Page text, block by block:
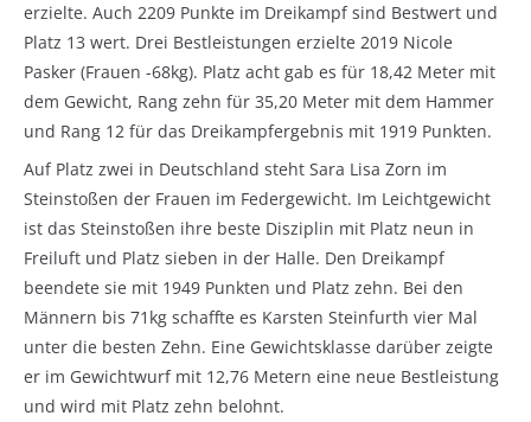
erzielte. Auch 2209 Punkte im Dreikampf sind Bestwert und
Platz 13 wert. Drei Bestleistungen erzielte 2019 Nicole
Pasker (Frauen -68kg). Platz acht gab es für 18,42 Meter mit
dem Gewicht, Rang zehn für 35,20 Meter mit dem Hammer
und Rang 12 für das Dreikampfergebnis mit 1919 Punkten.
Auf Platz zwei in Deutschland steht Sara Lisa Zorn im
Steinstoßen der Frauen im Federgewicht. Im Leichtgewicht
ist das Steinstoßen ihre beste Disziplin mit Platz neun in
Freiluft und Platz sieben in der Halle. Den Dreikampf
beendete sie mit 1949 Punkten und Platz zehn. Bei den
Männern bis 71kg schaffte es Karsten Steinfurth vier Mal
unter die besten Zehn. Eine Gewichtsklasse darüber zeigte
er im Gewichtwurf mit 12,76 Metern eine neue Bestleistung
und wird mit Platz zehn belohnt.